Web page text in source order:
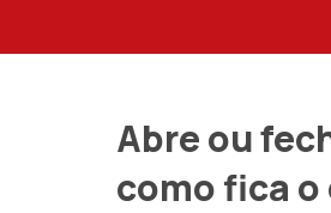
Abre ou
como fica